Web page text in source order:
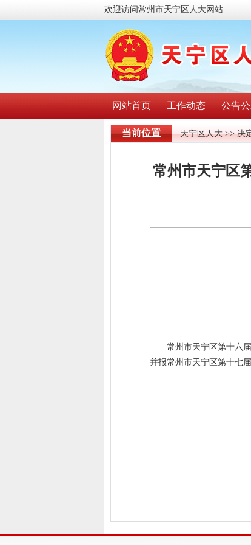
欢迎访问常州市天宁区人大网站
网站首页 工作动态 公告
当前位置 天宁区人大>>决
常州市天宁区
常州市天宁区第十六
并报常州市天宁区第十七